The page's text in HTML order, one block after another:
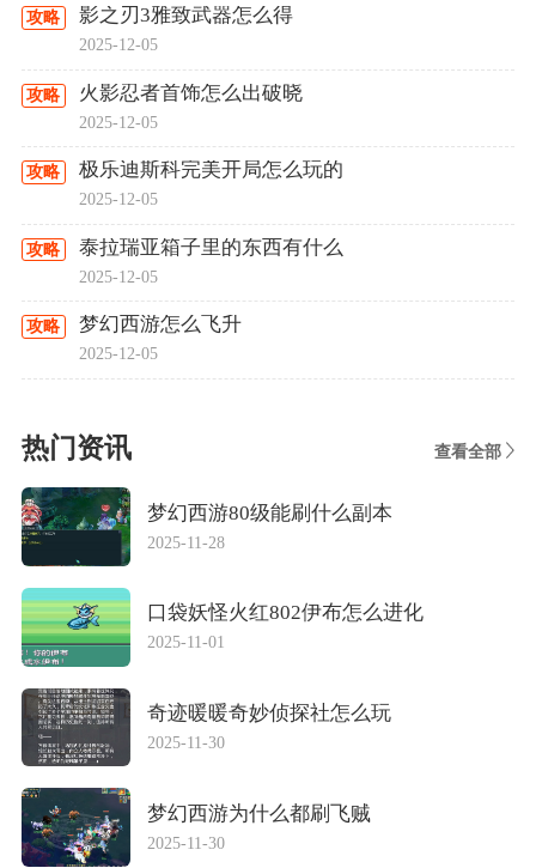
攻略 影之刃3雅致武器怎么得
2025-12-05
攻略 火影忍者首饰怎么出破晓
2025-12-05
攻略 极乐迪斯科完美开局怎么玩的
2025-12-05
攻略 泰拉瑞亚箱子里的东西有什么
2025-12-05
攻略 梦幻西游怎么飞升
2025-12-05
热门资讯 查看全部
梦幻西游80级能刷什么副本
2025-11-28
口袋妖怪火红802伊布怎么进化
2025-11-01
奇迹暖暖奇妙侦探社怎么玩
2025-11-30
梦幻西游为什么都刷飞贼
2025-11-30